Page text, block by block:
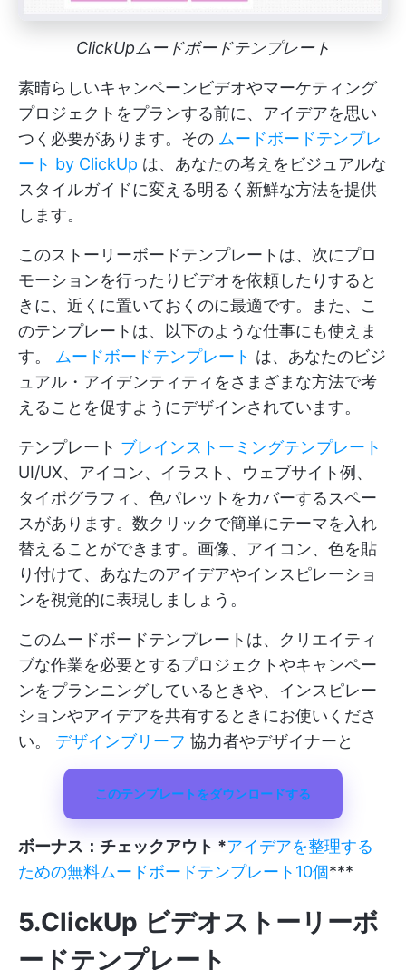
ClickUpムードボードテンプレート
素晴らしいキャンペーンビデオやマーケティング
プロジェクトをプランする前に、アイデアを思い
つく必要があります。その ムードボードテンプレ
ート by ClickUp は、あなたの考えをビジュアルな
スタイルガイドに変える明るく新鮮な方法を提供
します。
このストーリーボードテンプレートは、次にプロ
モーションを行ったりビデオを依頼したりすると
きに、近くに置いておくのに最適です。また、こ
のテンプレートは、以下のような仕事にも使えま
す。 ムードボードテンプレート は、あなたのビジ
ュアル・アイデンティティをさまざまな方法で考
えることを促すようにデザインされています。
テンプレート ブレインストーミングテンプレート
UI/UX、アイコン、イラスト、ウェブサイト例、
タイポグラフィ、色パレットをカバーするスペー
スがあります。数クリックで簡単にテーマを入れ
替えることができます。画像、アイコン、色を貼
り付けて、あなたのアイデアやインスピレーショ
ンを視覚的に表現しましょう。
このムードボードテンプレートは、クリエイティ
ブな作業を必要とするプロジェクトやキャンペー
ンをプランニングしているときや、インスピレー
ションやアイデアを共有するときにお使いくださ
い。 デザインブリーフ 協力者やデザイナーと
このテンプレートをダウンロードする
ボーナス：チェックアウト *アイデアを整理する
ための無料ムードボードテンプレート10個***
5.ClickUp ビデオストーリーボ
ードテンプレート